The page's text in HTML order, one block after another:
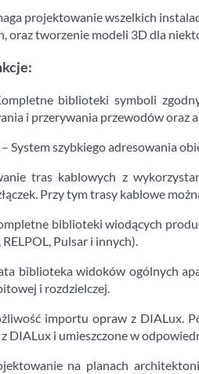
projektowanie wszelkich
oraz tworzenie modeli 3D dla
biblioteki symboli
i przerywania przewodów oraz
– System szybkiego adresowania
tras kablowych z
Przy tym trasy kablowe
biblioteki wiodących
RELPOL, Pulsar i innych).
biblioteka widoków ogólnych
i rozdzielczej.
importu opraw z DIALux.
DIALux i umieszczone w
na planach